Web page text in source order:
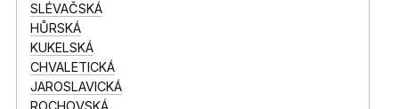
SLÉVAČSKÁ
HŮRSKÁ
KUKELSKÁ
CHVALETICKÁ
JAROSLAVICKÁ